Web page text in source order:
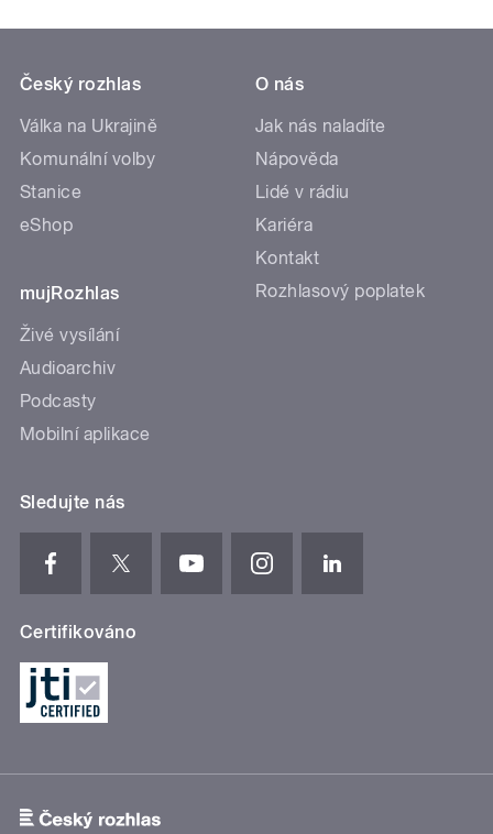
Český rozhlas
Válka na Ukrajině
Komunální volby
Stanice
eShop
mujRozhlas
Živé vysílání
Audioarchiv
Podcasty
Mobilní aplikace
O nás
Jak nás naladíte
Nápověda
Lidé v rádiu
Kariéra
Kontakt
Rozhlasový poplatek
Sledujte nás
Certifikováno